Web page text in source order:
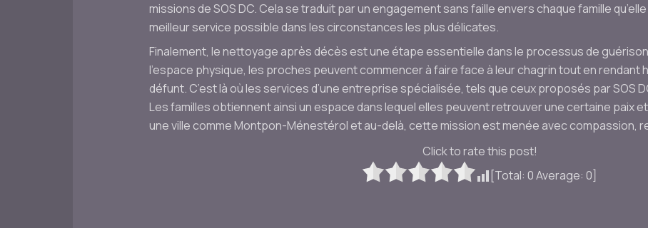
missions de SOS DC. Cela se traduit par un engagement sans faille envers chaque famille
meilleur service possible dans les circonstances les plus délicates.
Finalement, le nettoyage après décès est une étape essentielle dans le processus de
l’espace physique, les proches peuvent commencer à faire face à leur chagrin tout en rendant
défunt. C’est là où les services d’une entreprise spécialisée, tels que ceux proposés par SOS
Les familles obtiennent ainsi un espace dans lequel elles peuvent retrouver une certaine paix
une ville comme Montpon-Ménestérol et au-delà, cette mission est menée avec compassion,
Click to rate this post!
[Total: 0Average: 0]